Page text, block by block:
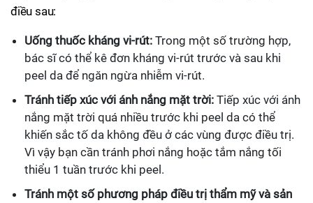
điều sau:
Uống thuốc kháng vi-rút: Trong một số trường hợp,
bác sĩ có thể kê đơn kháng vi-rút trước và sau khi
peel da để ngăn ngừa nhiễm vi-rút.
Tránh tiếp xúc với ánh nắng mặt trời: Tiếp xúc với ánh
nắng mặt trời quá nhiều trước khi peel da có thể
khiến sắc tố da không đều ở các vùng được điều trị.
Vì vậy bạn cần tránh phơi nắng hoặc tắm nắng tối
thiểu 1 tuần trước khi peel.
Tránh một số phương pháp điều trị thẩm mỹ và sản